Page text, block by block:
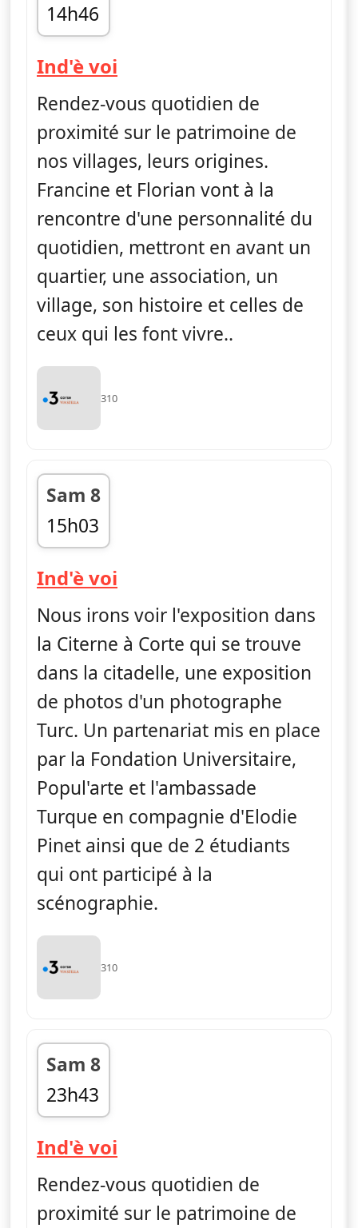
14h46
fin 15h03
Ind'è voi
Rendez-vous quotidien de
proximité sur le patrimoine de
nos villages, leurs origines.
Francine et Florian vont à la
rencontre d'une personnalité du
quotidien, mettront en avant un
quartier, une association, un
village, son histoire et celles de
ceux qui les font vivre..
310
Sam 8
15h03
fin 15h24
Ind'è voi
Nous irons voir l'exposition dans
la Citerne à Corte qui se trouve
dans la citadelle, une exposition
de photos d'un photographe
Turc. Un partenariat mis en place
par la Fondation Universitaire,
Popul'arte et l'ambassade
Turque en compagnie d'Elodie
Pinet ainsi que de 2 étudiants
qui ont participé à la
scénographie.
310
Sam 8
23h43
fin 00h03
Ind'è voi
Rendez-vous quotidien de
proximité sur le patrimoine de